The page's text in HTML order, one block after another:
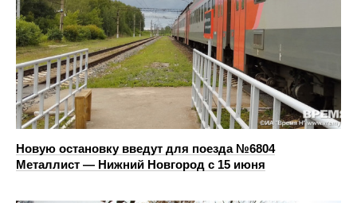
Новую остановку введут для поезда №6804
Металлист — Нижний Новгород с 15 июня